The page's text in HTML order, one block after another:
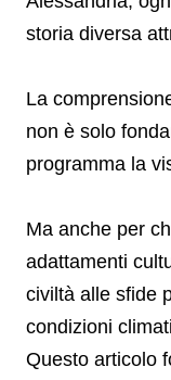
storia diversa
La
non è solo
programma la
Ma anche per
adattamenti
civiltà alle sfide
condizioni
Questo articolo